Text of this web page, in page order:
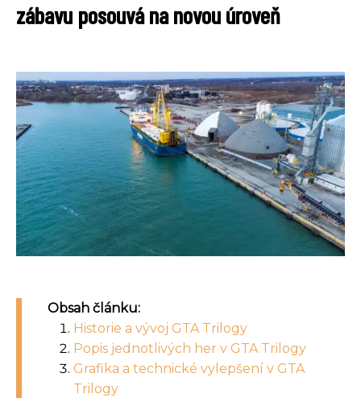
zábavu posouvá na novou úroveň
Obsah článku:
Historie a vývoj GTA Trilogy
Popis jednotlivých her v GTA Trilogy
Grafika a technické vylepšení v GTA
Trilogy